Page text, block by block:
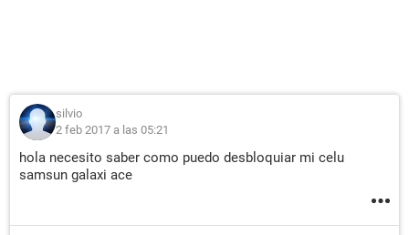
silvio
2 feb 2017 a las 05:21
hola necesito saber como puedo desbloquiar mi celu
samsun galaxi ace